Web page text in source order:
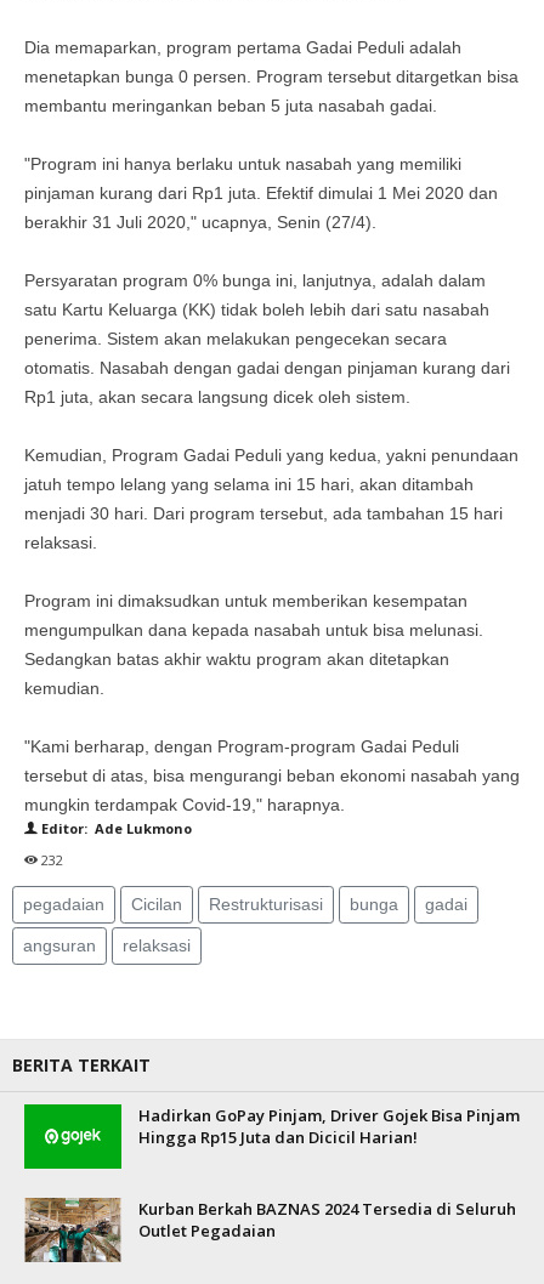
Dia memaparkan, program pertama Gadai Peduli adalah
menetapkan bunga 0 persen. Program tersebut ditargetkan bisa
membantu meringankan beban 5 juta nasabah gadai.
"Program ini hanya berlaku untuk nasabah yang memiliki
pinjaman kurang dari Rp1 juta. Efektif dimulai 1 Mei 2020 dan
berakhir 31 Juli 2020," ucapnya, Senin (27/4).
Persyaratan program 0% bunga ini, lanjutnya, adalah dalam
satu Kartu Keluarga (KK) tidak boleh lebih dari satu nasabah
penerima. Sistem akan melakukan pengecekan secara
otomatis. Nasabah dengan gadai dengan pinjaman kurang dari
Rp1 juta, akan secara langsung dicek oleh sistem.
Kemudian, Program Gadai Peduli yang kedua, yakni penundaan
jatuh tempo lelang yang selama ini 15 hari, akan ditambah
menjadi 30 hari. Dari program tersebut, ada tambahan 15 hari
relaksasi.
Program ini dimaksudkan untuk memberikan kesempatan
mengumpulkan dana kepada nasabah untuk bisa melunasi.
Sedangkan batas akhir waktu program akan ditetapkan
kemudian.
"Kami berharap, dengan Program-program Gadai Peduli
tersebut di atas, bisa mengurangi beban ekonomi nasabah yang
mungkin terdampak Covid-19," harapnya.
Editor: Ade Lukmono
232
pegadaian Cicilan Restrukturisasi bunga gadai
angsuran relaksasi
BERITA TERKAIT
Hadirkan GoPay Pinjam, Driver Gojek Bisa Pinjam
Hingga Rp15 Juta dan Dicicil Harian!
Kurban Berkah BAZNAS 2024 Tersedia di Seluruh
Outlet Pegadaian